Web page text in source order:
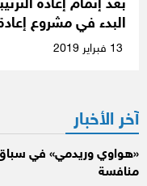
بعد إتمام إعادة
البدء في مشروع
آخر الأخبار
«هواوي وريدمي» في
منافسة